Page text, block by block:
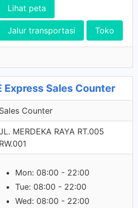
Lihat peta
Jalur transportasi Toko
Express Sales Counter
Sales Counter
MERDEKA RAYA RT.005
RW.001
Mon: 08:00 - 22:00
Tue: 08:00 - 22:00
Wed: 08:00 - 22:00